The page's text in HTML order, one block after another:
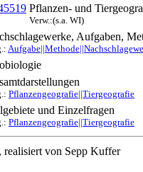
Pflanzen- und
Verw.:(s.a. WI)
Aufgaben,
Pflanzengeografie||Tiergeografie
und Einzelfragen
Pflanzengeografie||Tiergeografie
, realisiert von Sepp Kuffer